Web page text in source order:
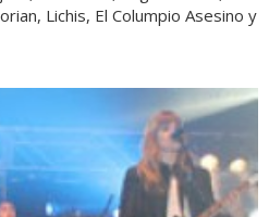
Lichis, El Columpio Asesino y